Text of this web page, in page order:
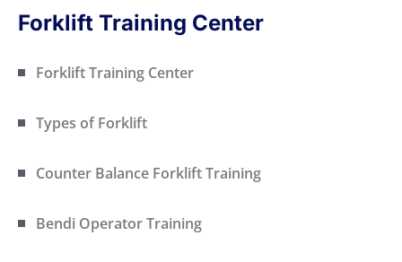
Forklift Training Center
Forklift Training Center
Types of Forklift
Counter Balance Forklift Training
Bendi Operator Training